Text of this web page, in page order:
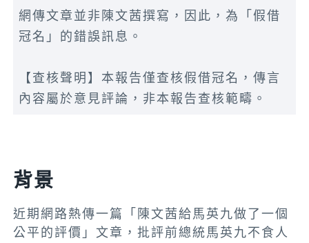
網傳文章並非陳文茜撰寫，因此，為「假借
冠名」的錯誤訊息。
【查核聲明】本報告僅查核假借冠名，傳言
內容屬於意見評論，非本報告查核範疇。
背景
近期網路熱傳一篇「陳文茜給馬英九做了一個
公平的評價」文章，批評前總統馬英九不食人